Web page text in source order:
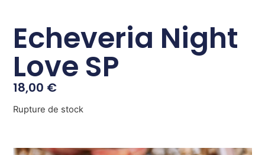
Echeveria Night
Love SP
18,00 €
Rupture de stock